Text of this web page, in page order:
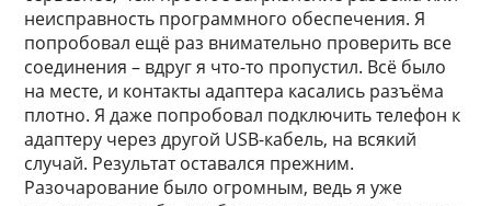
неисправность программного обеспечения. Я
попробовал ещё раз внимательно проверить все
соединения – вдруг я что-то пропустил. Всё было
на месте, и контакты адаптера касались разъёма
плотно. Я даже попробовал подключить телефон к
адаптеру через другой USB-кабель, на всякий
случай. Результат оставался прежним.
Разочарование было огромным, ведь я уже